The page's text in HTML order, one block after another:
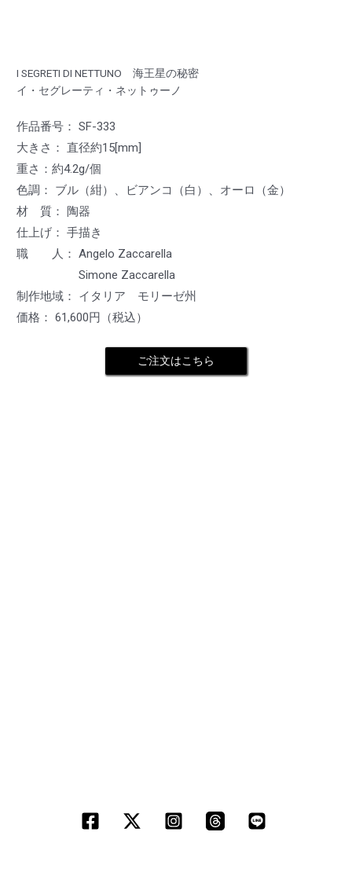
I SEGRETI DI NETTUNO 海王星の秘密
イ・セグレーティ・ネットゥーノ
作品番号： SF-333
大きさ： 直径約15[mm]
重さ：約4.2g/個
色調： ブル（紺）、ビアンコ（白）、オーロ（金）
材 質： 陶器
仕上げ： 手描き
職 人： Angelo Zaccarella
Simone Zaccarella
制作地域： イタリア モリーゼ州
価格： 61,600円（税込）
ご注文はこちら